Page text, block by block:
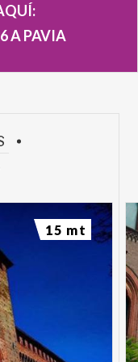
di erbe e
composto
su
in Castello,
cultura del
con tende
cavallo,
metri,
teatrali guidate
storie di
Beatrice
A PAVIA
15 mt